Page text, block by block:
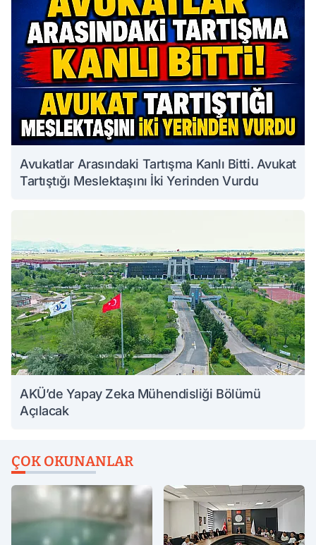
Avukatlar Arasındaki Tartışma Kanlı Bitti. Avukat
Tartıştığı Meslektaşını İki Yerinden Vurdu
AKÜ’de Yapay Zeka Mühendisliği Bölümü
Açılacak
ÇOK OKUNANLAR